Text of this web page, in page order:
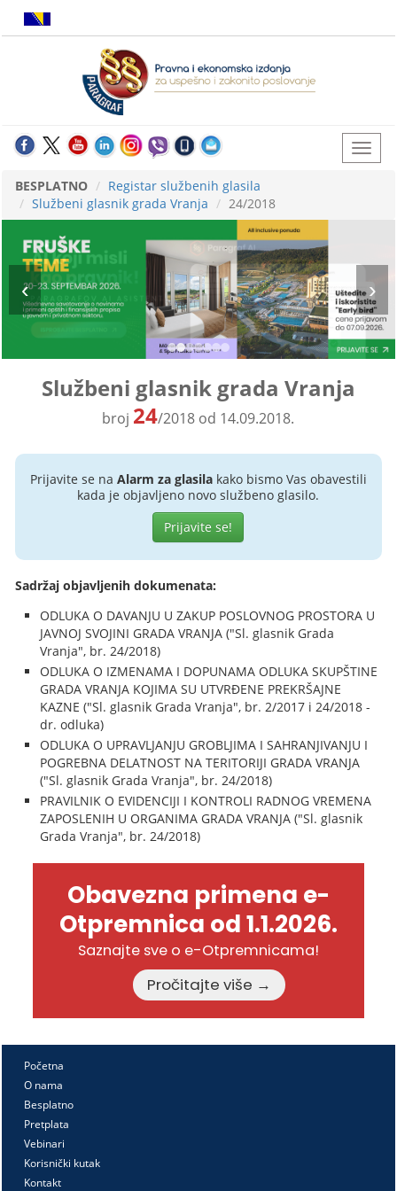
BESPLATNO
Registar službenih glasila
Službeni glasnik grada Vranja
24/2018
Službeni glasnik grada Vranja
broj 24/2018 od 14.09.2018.
Prijavite se na Alarm za glasilakako bismo Vas obavestili
kada je objavljeno novo službeno glasilo.
Prijavite se!
Sadržaj objavljenih dokumenata:
ODLUKA O DAVANJU U ZAKUP POSLOVNOG PROSTORA U
JAVNOJ SVOJINI GRADA VRANJA ("Sl. glasnik Grada
Vranja", br. 24/2018)
ODLUKA O IZMENAMA I DOPUNAMA ODLUKA SKUPŠTINE
GRADA VRANJA KOJIMA SU UTVRĐENE PREKRŠAJNE
KAZNE ("Sl. glasnik Grada Vranja", br. 2/2017 i 24/2018 -
dr. odluka)
ODLUKA O UPRAVLJANJU GROBLJIMA I SAHRANJIVANJU I
POGREBNA DELATNOST NA TERITORIJI GRADA VRANJA
("Sl. glasnik Grada Vranja", br. 24/2018)
PRAVILNIK O EVIDENCIJI I KONTROLI RADNOG VREMENA
ZAPOSLENIH U ORGANIMA GRADA VRANJA ("Sl. glasnik
Grada Vranja", br. 24/2018)
Obavezna primena e-
Otpremnica od 1.1.2026.
Saznajte sve o e-Otpremnicama!
Pročitajte više →
Početna
O nama
Besplatno
Pretplata
Vebinari
Korisnički kutak
Kontakt